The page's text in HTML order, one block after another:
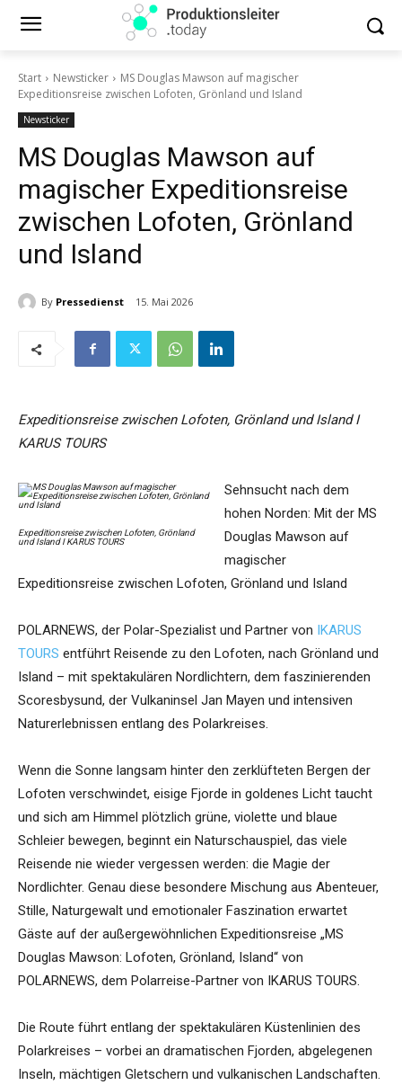
Start Newsticker
MS Douglas Mawson auf magischer
Expeditionsreise zwischen Lofoten, Grönland und Island
Newsticker
MS Douglas Mawson auf
magischer Expeditionsreise
zwischen Lofoten, Grönland
und Island
By Pressedienst 15. Mai 2026
Expeditionsreise zwischen Lofoten, Grönland und Island I
KARUS TOURS
Expeditionsreise zwischen Lofoten, Grönland
und Island I KARUS TOURS
Sehnsucht nach dem
hohen Norden: Mit der MS
Douglas Mawson auf
magischer
Expeditionsreise zwischen Lofoten, Grönland und Island
POLARNEWS, der Polar-Spezialist und Partner von IKARUS
TOURS entführt Reisende zu den Lofoten, nach Grönland und
Island – mit spektakulären Nordlichtern, dem faszinierenden
Scoresbysund, der Vulkaninsel Jan Mayen und intensiven
Naturerlebnissen entlang des Polarkreises.
Wenn die Sonne langsam hinter den zerklüfteten Bergen der
Lofoten verschwindet, eisige Fjorde in goldenes Licht taucht
und sich am Himmel plötzlich grüne, violette und blaue
Schleier bewegen, beginnt ein Naturschauspiel, das viele
Reisende nie wieder vergessen werden: die Magie der
Nordlichter. Genau diese besondere Mischung aus Abenteuer,
Stille, Naturgewalt und emotionaler Faszination erwartet
Gäste auf der außergewöhnlichen Expeditionsreise „MS
Douglas Mawson: Lofoten, Grönland, Island“ von
POLARNEWS, dem Polarreise-Partner von IKARUS TOURS.
Die Route führt entlang der spektakulären Küstenlinien des
Polarkreises – vorbei an dramatischen Fjorden, abgelegenen
Inseln, mächtigen Gletschern und vulkanischen Landschaften.